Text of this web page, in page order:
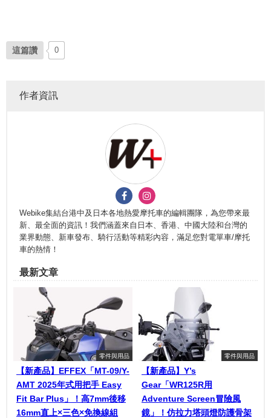
這篇讚 0
作者資訊
Webike集結台港中及日本各地熱愛摩托車的編輯團隊，為您帶來最
新、最全面的資訊！我們涵蓋來自日本、香港、中國大陸和台灣的
業界動態、新車發布、騎行活動等精彩內容，滿足您對電單車/摩托
車的熱情！
最新文章
零件與用品
【新產品】EFFEX「MT-09/Y-
AMT 2025年式用把手 Easy
Fit Bar Plus」！高7mm後移
16mm直上×三色×免換線組
零件與用品
【新產品】Y’s
Gear「WR125R用
Adventure Screen冒險風
鏡」！仿拉力塔頭燈防護骨架